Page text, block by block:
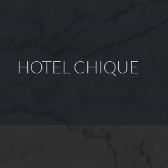
HOTEL CHIQUE